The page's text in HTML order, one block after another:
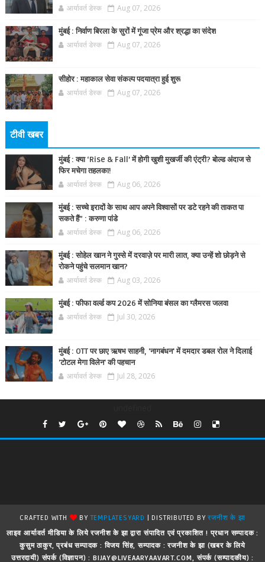
आर्यावर्त डेस्क Aug 07, 2026
मुंबई : निर्वाण बिरला के सुरों में गूंजा प्रेम और श्रद्धा का संदेश
आर्यावर्त डेस्क Aug 07, 2026
सीहोर : महाकाल सेवा संकल्प पदयात्रा हुई शुरू
आर्यावर्त डेस्क Aug 07, 2026
टीवी खबर
मुंबई : क्या ‘Rise & Fall’ में होगी खुशी मुखर्जी की एंट्री? बोल्ड अंदाज से
फिर मचेगा तहलका!
आर्यावर्त डेस्क Aug 06, 2026
मुंबई : सच्चे इरादों के साथ आप अपने विश्वासों पर डटे रहने की ताकत पा
सकते हैं” : करुणा पांडे
आर्यावर्त डेस्क Aug 06, 2026
मुंबई : सोहेल खान ने गुस्से में दरवाज़े पर मारी लात, क्या उन्हें शो छोड़ने से
रोकने पहुंचे सलमान खान?
आर्यावर्त डेस्क Aug 03, 2026
मुंबई : फीफा वर्ल्ड कप 2026 में सोनिया बंसल का ग्लैमरस जलवा
आर्यावर्त डेस्क Jul 30, 2026
मुंबई : OTT पर छाए ऋषभ साहनी, 'नागबंधन' में दमदार डबल रोल ने दिलाई
'टोटल मेगा विलेन' की पहचान
आर्यावर्त डेस्क Jul 28, 2026
CRAFTED WITH BYTEMPLATESYARD | DISTRIBUTED BYरजनीश के झा
लाइव आर्यावर्त मीडिया के लिये रजनीश के झा द्वारा संपादित एवं प्रकाशित ! प्रधान सम्पादक :
कुसुम ठाकुर, प्रबंध सम्पादक : विजय सिंह, सम्पादक : रजनीश के झा (खबर के लिये
उत्तरदायी) संपर्क (विज्ञापन) : BIJAY@LIVEAARYAAVART.COM, संपर्क (सम्पादकीय) :